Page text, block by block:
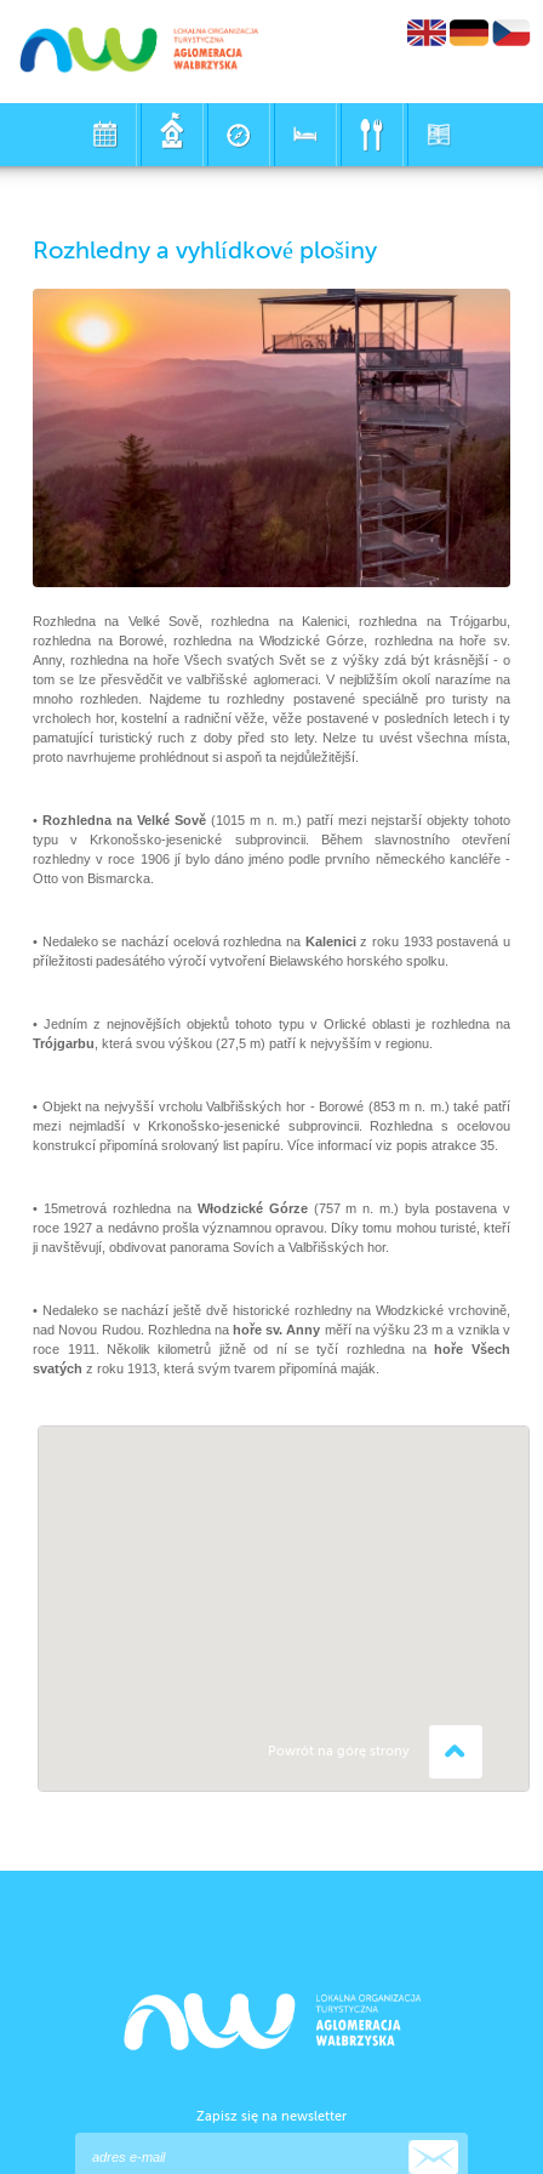
Rozhledny a vyhlídkové plošiny
Rozhledna na Velké Sově, rozhledna na Kalenici, rozhledna na Trójgarbu,
rozhledna na Borowé, rozhledna na Włodzické Górze, rozhledna na hoře sv.
Anny, rozhledna na hoře Všech svatých Svět se z výšky zdá být krásnější - o
tom se lze přesvědčit ve valbřišské aglomeraci. V nejbližším okolí narazíme na
mnoho rozhleden. Najdeme tu rozhledny postavené speciálně pro turisty na
vrcholech hor, kostelní a radniční věže, věže postavené v posledních letech i ty
pamatující turistický ruch z doby před sto lety. Nelze tu uvést všechna místa,
proto navrhujeme prohlédnout si aspoň ta nejdůležitější.
• Rozhledna na Velké Sově (1015 m n. m.) patří mezi nejstarší objekty tohoto
typu v Krkonošsko-jesenické subprovincii. Během slavnostního otevření
rozhledny v roce 1906 jí bylo dáno jméno podle prvního německého kancléře -
Otto von Bismarcka.
• Nedaleko se nachází ocelová rozhledna na Kaleniciz roku 1933 postavená u
příležitosti padesátého výročí vytvoření Bielawského horského spolku.
• Jedním z nejnovějších objektů tohoto typu v Orlické oblasti je rozhledna na
Trójgarbu
, která svou výškou (27,5 m) patří k nejvyšším v regionu.
• Objekt na nejvyšší vrcholu Valbřišských hor - Borowé (853 m n. m.) také patří
mezi nejmladší v Krkonošsko-jesenické subprovincii. Rozhledna s ocelovou
konstrukcí připomíná srolovaný list papíru. Více informací viz popis atrakce 35.
• 15metrová rozhledna na Włodzické Górze(757 m n. m.) byla postavena v
roce 1927 a nedávno prošla významnou opravou. Díky tomu mohou turisté, kteří
ji navštěvují, obdivovat panorama Sovích a Valbřišských hor.
• Nedaleko se nachází ještě dvě historické rozhledny na Włodzkické vrchovině,
nad Novou Rudou. Rozhledna na hoře sv. Anny měří na výšku 23 m a vznikla v
roce 1911. Několik kilometrů jižně od ní se tyčí rozhledna na
hoře Všech
svatých z roku 1913, která svým tvarem připomíná maják.
Powrót na górę strony